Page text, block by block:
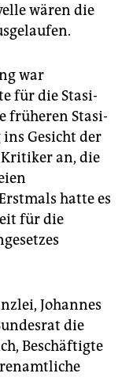
wären die
war
für die Stasi-
früheren Stasi-
ins Gesicht der
an, die
hatte es
für die
Johannes
die
Beschäftigte